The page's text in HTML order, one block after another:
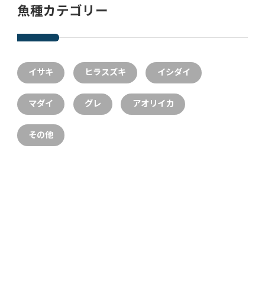
魚種カテゴリー
イサキ ヒラスズキ イシダイ
マダイ グレ アオリイカ
その他